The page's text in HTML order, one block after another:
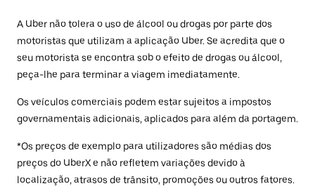
A Uber não tolera o uso de álcool ou drogas por parte dos
motoristas que utilizam a aplicação Uber. Se acredita que o
seu motorista se encontra sob o efeito de drogas ou álcool,
peça-lhe para terminar a viagem imediatamente.
Os veículos comerciais podem estar sujeitos a impostos
governamentais adicionais, aplicados para além da portagem.
*Os preços de exemplo para utilizadores são médias dos
preços do UberX e não refletem variações devido à
localização, atrasos de trânsito, promoções ou outros fatores.